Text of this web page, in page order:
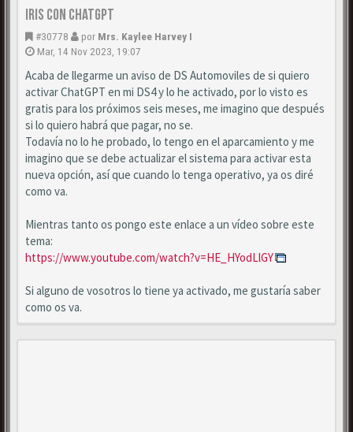
Iris con ChatGPT
#30778 por Mrs. Kaylee Harvey I
Mar, 14 Nov 2023, 19:07
Acaba de llegarme un aviso de DS Automoviles de si quiero
activar ChatGPT en mi DS4 y lo he activado, por lo visto es
gratis para los próximos seis meses, me imagino que después
si lo quiero habrá que pagar, no se.
Todavía no lo he probado, lo tengo en el aparcamiento y me
imagino que se debe actualizar el sistema para activar esta
nueva opción, así que cuando lo tenga operativo, ya os diré
como va.
Mientras tanto os pongo este enlace a un vídeo sobre este
tema:
https://www.youtube.com/watch?v=HE_HYodLlGY
Si alguno de vosotros lo tiene ya activado, me gustaría saber
como os va.